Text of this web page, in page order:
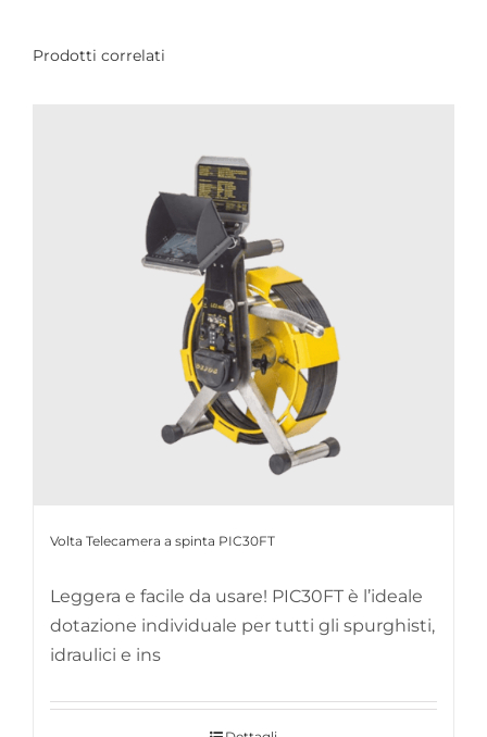
Prodotti correlati
Volta Telecamera a spinta PIC30FT
Leggera e facile da usare! PIC30FT è l’ideale
dotazione individuale per tutti gli spurghisti,
idraulici e ins